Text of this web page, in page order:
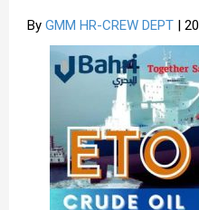
By GMM HR-CREW DEPT |